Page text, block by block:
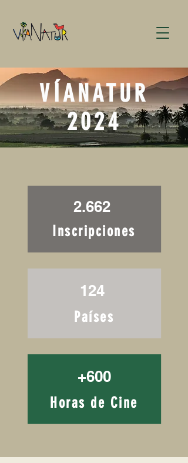
VÍANATUR
2024
2.662
Inscripciones
124
Países
+600
Horas de Cine